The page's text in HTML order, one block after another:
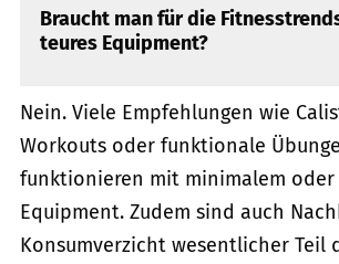
Braucht man für die
teures Equipment?
Nein. Viele Empfehlungen wie
Workouts oder funktionale
funktionieren mit minimalem oder
Equipment. Zudem sind auch
Konsumverzicht wesentlicher Teil